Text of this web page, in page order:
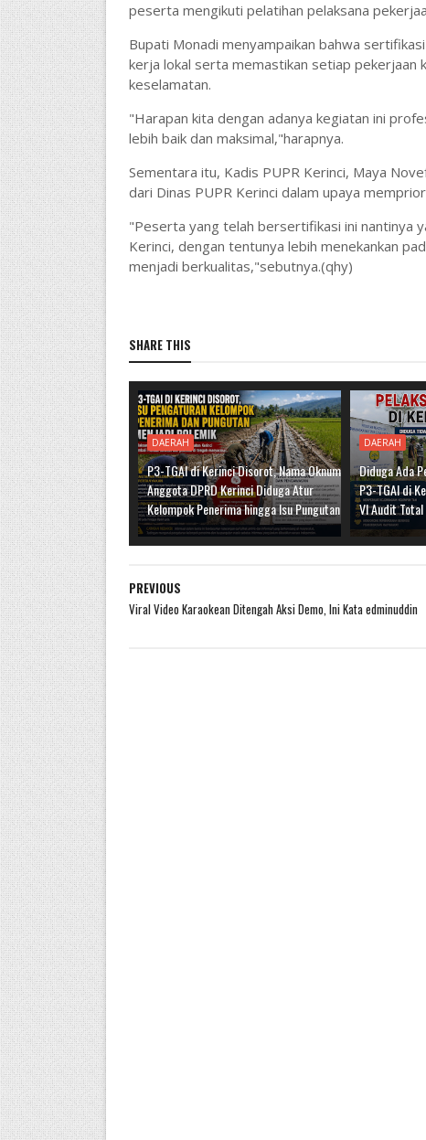
peserta mengikuti pelatihan pelaksana
Bupati Monadi menyampaikan bahwa
kerja lokal serta memastikan setiap pekerjaan
keselamatan.
"Harapan kita dengan adanya kegiatan ini
lebih baik dan maksimal,"harapnya.
Sementara itu, Kadis PUPR Kerinci, Maya
dari Dinas PUPR Kerinci dalam upaya
"Peserta yang telah bersertifikasi ini nantinya
Kerinci, dengan tentunya lebih menekankan
menjadi berkualitas,"sebutnya.(qhy)
SHARE THIS
DAERAH
P3-TGAI di Kerinci Disorot, Nama Oknum
Anggota DPRD Kerinci Diduga Atur
Kelompok Penerima hingga Isu Pungutan
DAERAH
Diduga Ada
P3-TGAI di
VI Audit
PREVIOUS
Viral Video Karaokean Ditengah Aksi Demo, Ini Kata edminuddin